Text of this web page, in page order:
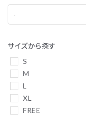
サイズから探す
S
M
L
XL
FREE